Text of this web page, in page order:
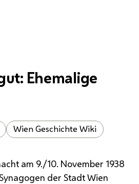
Ehemalige
Wien Geschichte Wiki
am 9./10. November 1938
der Stadt Wien